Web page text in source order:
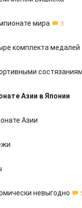
мира 3
комплекта медалей
Азии в Японии
Азии
невыгодно